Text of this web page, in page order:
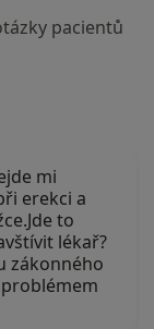
pacientů
mi
erekci a
to
lékař?
zákonného